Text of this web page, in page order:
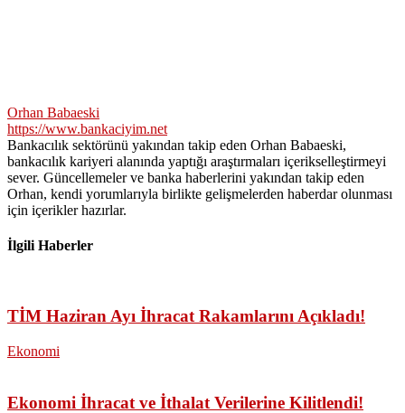
Orhan Babaeski
https://www.bankaciyim.net
Bankacılık sektörünü yakından takip eden Orhan Babaeski,
bankacılık kariyeri alanında yaptığı araştırmaları içerikselleştirmeyi
sever. Güncellemeler ve banka haberlerini yakından takip eden
Orhan, kendi yorumlarıyla birlikte gelişmelerden haberdar olunması
için içerikler hazırlar.
İlgili Haberler
TİM Haziran Ayı İhracat Rakamlarını Açıkladı!
Ekonomi
Ekonomi İhracat ve İthalat Verilerine Kilitlendi!